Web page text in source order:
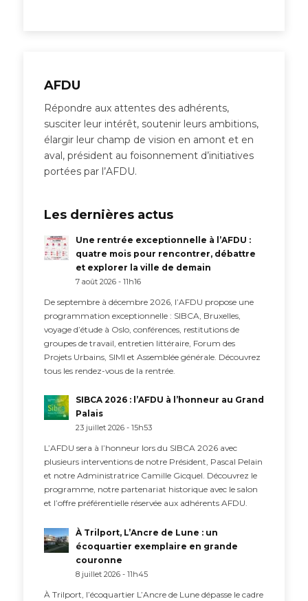
AFDU
Répondre aux attentes des adhérents,
susciter leur intérêt, soutenir leurs ambitions,
élargir leur champ de vision en amont et en
aval, président au foisonnement d’initiatives
portées par l’AFDU.
Les dernières actus
Une rentrée exceptionnelle à l’AFDU :
quatre mois pour rencontrer, débattre
et explorer la ville de demain
7 août 2026 - 11h16
De septembre à décembre 2026, l’AFDU propose une
programmation exceptionnelle : SIBCA, Bruxelles,
voyage d’étude à Oslo, conférences, restitutions de
groupes de travail, entretien littéraire, Forum des
Projets Urbains, SIMI et Assemblée générale. Découvrez
tous les rendez-vous de la rentrée.
SIBCA 2026 : l’AFDU à l’honneur au Grand
Palais
23 juillet 2026 - 15h53
L’AFDU sera à l’honneur lors du SIBCA 2026 avec
plusieurs interventions de notre Président, Pascal Pelain
et notre Administratrice Camille Gicquel. Découvrez le
programme, notre partenariat historique avec le salon
et l’offre préférentielle réservée aux adhérents AFDU.
À Trilport, L’Ancre de Lune : un
écoquartier exemplaire en grande
couronne
8 juillet 2026 - 11h45
À Trilport, l’écoquartier L’Ancre de Lune dépasse le cadre